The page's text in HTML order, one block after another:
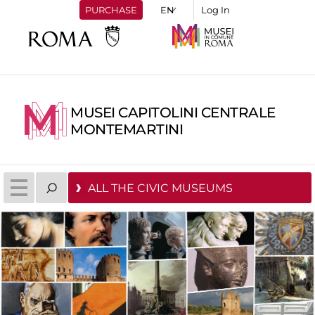
PURCHASE Log In
MUSEI CAPITOLINI CENTRALE
MONTEMARTINI
ALL THE CIVIC MUSEUMS